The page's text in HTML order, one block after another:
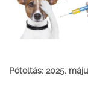
Pótoltás: 2025.